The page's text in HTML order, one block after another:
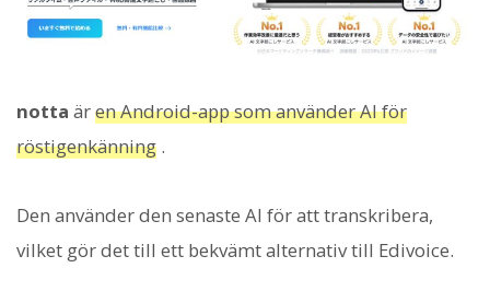
notta ären Android-app som använder AI för
röstigenkänning .
Den använder den senaste AI för att transkribera,
vilket gör det till ett bekvämt alternativ till Edivoice.